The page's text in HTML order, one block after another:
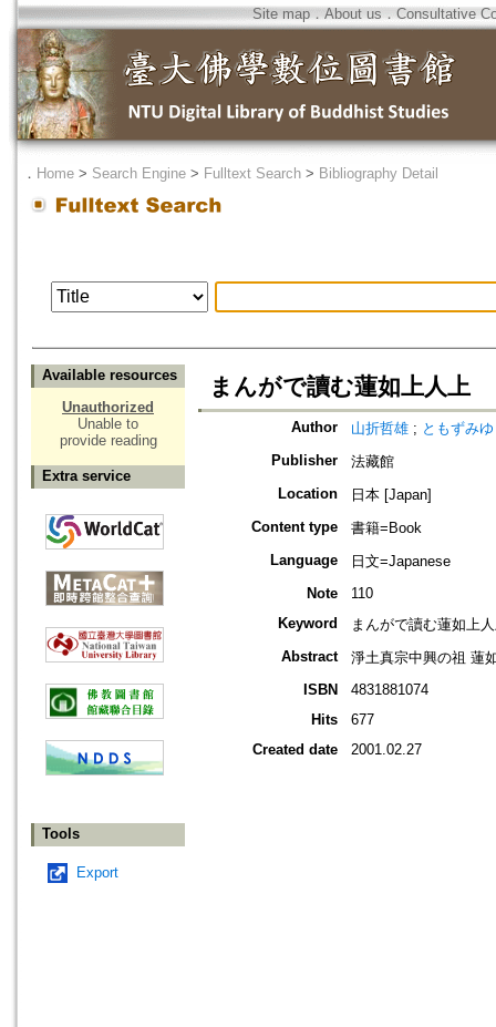
Site map．About us ． Consultative
． Home > Search Engine > Fulltext Search > Bibliography Detail
Available resources
Unauthorized
Unable to
provide reading
Extra service
Tools
Export
まんがで讀む蓮如上人上
Author 山折哲雄 ; ともずみ
Publisher
法藏館
Location
日本 [Japan]
Content type
書籍=Book
Language
日文=Japanese
Note
110
Keyword
まんがで讀む蓮如上
Abstract
淨土真宗中興の祖 蓮
ISBN
4831881074
Hits
677
Created date
2001.02.27